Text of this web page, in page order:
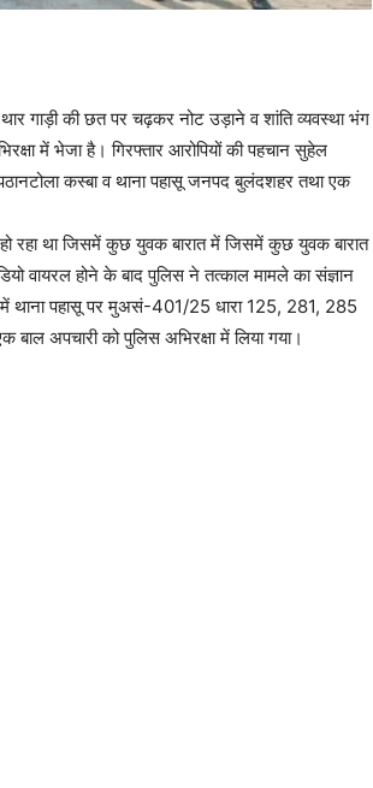
गाड़ी की छत पर चढ़कर नोट उड़ाने व शांति व्यवस्था भंग
में भेजा है। गिरफ्तार आरोपियों की पहचान सुहेल
कस्बा व थाना पहासू जनपद बुलंदशहर तथा एक
हो रहा था जिसमें कुछ युवक बारात में जिसमें कुछ युवक बारात
वायरल होने के बाद पुलिस ने तत्काल मामले का संज्ञान
में थाना पहासू पर मुअसं-401/25 धारा 125, 281, 285
बाल अपचारी को पुलिस अभिरक्षा में लिया गया।